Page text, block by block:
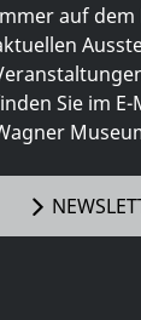
auf
Sie im